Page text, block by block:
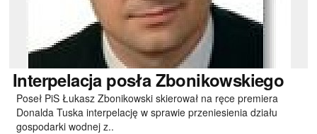
Interpelacjaposła Zbonikowskiego
Poseł PiS Łukasz Zbonikowski skierował na ręce premiera
Donalda Tuska interpelację w sprawie przeniesienia działu
gospodarki wodnej z..